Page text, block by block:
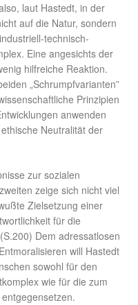
laut Hastedt, in der
auf die Natur, sondern
technisch-
Eine angesichts der
hilfreiche Reaktion.
„Schrumpfvarianten”
Prinzipien
anwenden
Neutralität der
zur sozialen
zeige sich nicht viel
Zielsetzung einer
für die
Dem adressatlosen
will Hastedt
sowohl für den
wie für die zum